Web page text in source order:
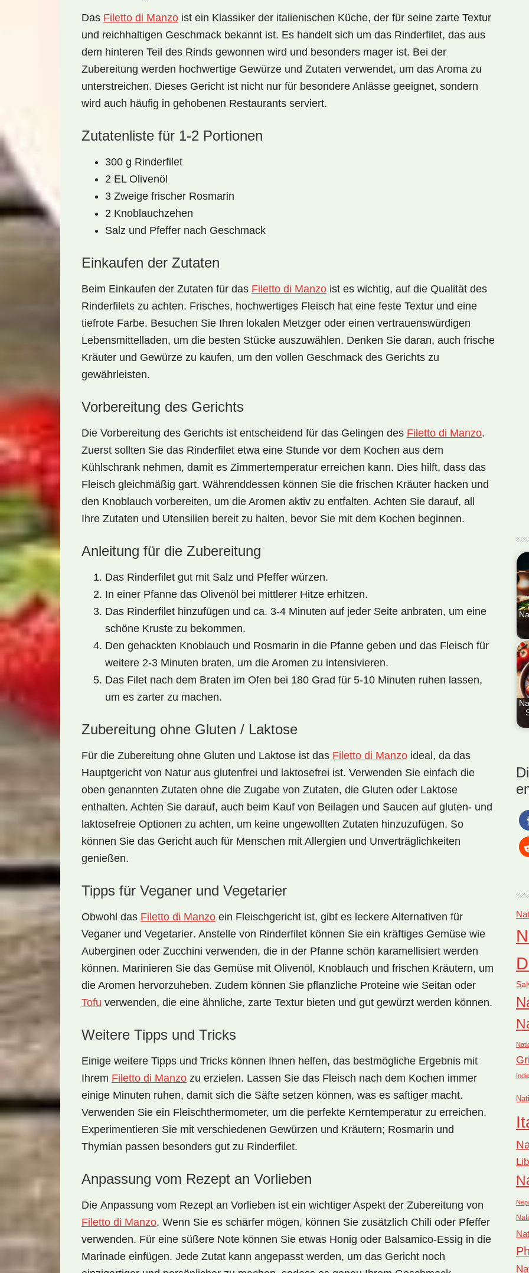
Das Filetto di Manzo ist ein Klassiker der italienischen Küche, der für seine zarte Textur
und reichhaltigen Geschmack bekannt ist. Es handelt sich um das Rinderfilet, das aus
dem hinteren Teil des Rinds gewonnen wird und besonders mager ist. Bei der
Zubereitung werden hochwertige Gewürze und Zutaten verwendet, um das Aroma zu
unterstreichen. Dieses Gericht ist nicht nur für besondere Anlässe geeignet, sondern
wird auch häufig in gehobenen Restaurants serviert.
Zutatenliste für 1-2 Portionen
300 g Rinderfilet
2 EL Olivenöl
3 Zweige frischer Rosmarin
2 Knoblauchzehen
Salz und Pfeffer nach Geschmack
Einkaufen der Zutaten
Beim Einkaufen der Zutaten für das Filetto di Manzo ist es wichtig, auf die Qualität des
Rinderfilets zu achten. Frisches, hochwertiges Fleisch hat eine feste Textur und eine
tiefrote Farbe. Besuchen Sie Ihren lokalen Metzger oder einen vertrauenswürdigen
Lebensmittelladen, um die besten Stücke auszuwählen. Denken Sie daran, auch frische
Kräuter und Gewürze zu kaufen, um den vollen Geschmack des Gerichts zu
gewährleisten.
Vorbereitung des Gerichts
Die Vorbereitung des Gerichts ist entscheidend für das Gelingen des Filetto di Manzo.
Zuerst sollten Sie das Rinderfilet etwa eine Stunde vor dem Kochen aus dem
Kühlschrank nehmen, damit es Zimmertemperatur erreichen kann. Dies hilft, dass das
Fleisch gleichmäßig gart. Währenddessen können Sie die frischen Kräuter hacken und
den Knoblauch vorbereiten, um die Aromen aktiv zu entfalten. Achten Sie darauf, all
Ihre Zutaten und Utensilien bereit zu halten, bevor Sie mit dem Kochen beginnen.
Anleitung für die Zubereitung
Das Rinderfilet gut mit Salz und Pfeffer würzen.
In einer Pfanne das Olivenöl bei mittlerer Hitze erhitzen.
Das Rinderfilet hinzufügen und ca. 3-4 Minuten auf jeder Seite anbraten, um eine
schöne Kruste zu bekommen.
Den gehackten Knoblauch und Rosmarin in die Pfanne geben und das Fleisch für
weitere 2-3 Minuten braten, um die Aromen zu intensivieren.
Das Filet nach dem Braten im Ofen bei 180 Grad für 5-10 Minuten ruhen lassen,
um es zarter zu machen.
Zubereitung ohne Gluten / Laktose
Für die Zubereitung ohne Gluten und Laktose ist das Filetto di Manzo ideal, da das
Hauptgericht von Natur aus glutenfrei und laktosefrei ist. Verwenden Sie einfach die
oben genannten Zutaten ohne die Zugabe von Zutaten, die Gluten oder Laktose
enthalten. Achten Sie darauf, auch beim Kauf von Beilagen und Saucen auf gluten- und
laktosefreie Optionen zu achten, um keine ungewollten Zutaten hinzuzufügen. So
können Sie das Gericht auch für Menschen mit Allergien und Unverträglichkeiten
genießen.
Tipps für Veganer und Vegetarier
Obwohl das Filetto di Manzo ein Fleischgericht ist, gibt es leckere Alternativen für
Veganer und Vegetarier. Anstelle von Rinderfilet können Sie ein kräftiges Gemüse wie
Auberginen oder Zucchini verwenden, die in der Pfanne schön karamellisiert werden
können. Marinieren Sie das Gemüse mit Olivenöl, Knoblauch und frischen Kräutern, um
die Aromen hervorzuheben. Zudem können Sie pflanzliche Proteine wie Seitan oder
Tofu verwenden, die eine ähnliche, zarte Textur bieten und gut gewürzt werden können.
Weitere Tipps und Tricks
Einige weitere Tipps und Tricks können Ihnen helfen, das bestmögliche Ergebnis mit
Ihrem Filetto di Manzo zu erzielen. Lassen Sie das Fleisch nach dem Kochen immer
einige Minuten ruhen, damit sich die Säfte setzen können, was es saftiger macht.
Verwenden Sie ein Fleischthermometer, um die perfekte Kerntemperatur zu erreichen.
Experimentieren Sie mit verschiedenen Gewürzen und Kräutern; Rosmarin und
Thymian passen besonders gut zu Rinderfilet.
Anpassung vom Rezept an Vorlieben
Die Anpassung vom Rezept an Vorlieben ist ein wichtiger Aspekt der Zubereitung von
Filetto di Manzo. Wenn Sie es schärfer mögen, können Sie zusätzlich Chili oder Pfeffer
verwenden. Für eine süßere Note können Sie etwas Honig oder Balsamico-Essig in die
Marinade einfügen. Jede Zutat kann angepasst werden, um das Gericht noch